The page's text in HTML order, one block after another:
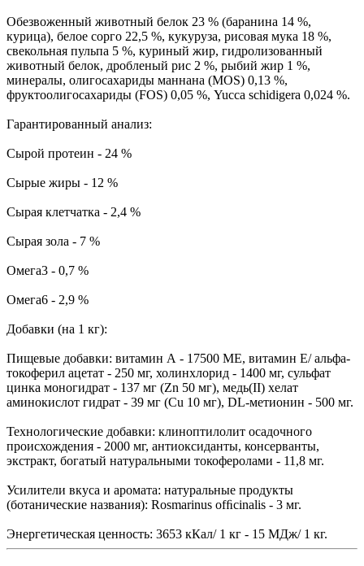
Обезвоженный животный белок 23 % (баранина 14 %,
курица), белое сорго 22,5 %, кукуруза, рисовая мука 18 %,
свекольная пульпа 5 %, куриный жир, гидролизованный
животный белок, дробленый рис 2 %, рыбий жир 1 %,
минералы, олигосахариды маннана (MOS) 0,13 %,
фруктоолигосахариды (FOS) 0,05 %, Yucca schidigera 0,024 %.
Гарантированный анализ:
Сырой протеин - 24 %
Сырые жиры - 12 %
Сырая клетчатка - 2,4 %
Сырая зола - 7 %
Омега3 - 0,7 %
Омега6 - 2,9 %
Добавки (на 1 кг):
Пищевые добавки: витамин А - 17500 МЕ, витамин Е/ альфа-
токоферил ацетат - 250 мг, холинхлорид - 1400 мг, сульфат
цинка моногидрат - 137 мг (Zn 50 мг), медь(II) хелат
аминокислот гидрат - 39 мг (Cu 10 мг), DL-метионин - 500 мг.
Технологические добавки: клиноптилолит осадочного
происхождения - 2000 мг, антиоксиданты, консерванты,
экстракт, богатый натуральными токоферолами - 11,8 мг.
Усилители вкуса и аромата: натуральные продукты
(ботанические названия): Rosmarinus ofﬁcinalis - 3 мг.
Энергетическая ценность: 3653 кКал/ 1 кг - 15 МДж/ 1 кг.